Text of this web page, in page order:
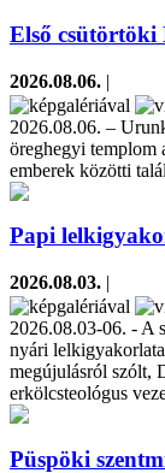
Első csütörtöki
2026.08.06. |
2026.08.06. –
öreghegyi templom
emberek közötti
Papi
2026.08.03. |
2026.08.03-06. - A
nyári
megújulásról szólt,
erkölcsteológus
Püspöki